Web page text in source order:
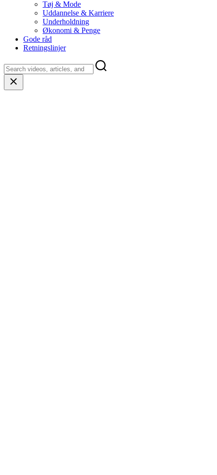
Tøj & Mode
Uddannelse & Karriere
Underholdning
Økonomi & Penge
Gode råd
Retningslinjer
Close
search